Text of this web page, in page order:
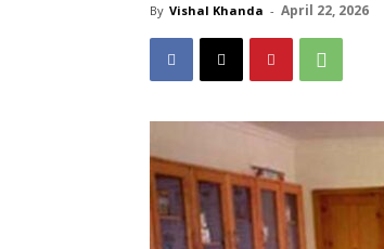
By Vishal Khanda - April 22, 2026